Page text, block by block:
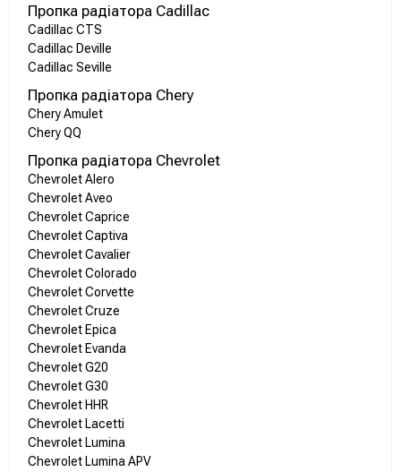
Пропка радіатора Cadillac
Cadillac CTS
Cadillac Deville
Cadillac Seville
Пропка радіатора Chery
Chery Amulet
Chery QQ
Пропка радіатора Chevrolet
Chevrolet Alero
Chevrolet Aveo
Chevrolet Caprice
Chevrolet Captiva
Chevrolet Cavalier
Chevrolet Colorado
Chevrolet Corvette
Chevrolet Cruze
Chevrolet Epica
Chevrolet Evanda
Chevrolet G20
Chevrolet G30
Chevrolet HHR
Chevrolet Lacetti
Chevrolet Lumina
Chevrolet Lumina APV